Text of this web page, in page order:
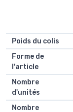
Poids du colis
Forme de
l'article
Nombre
d'unités
Nombre